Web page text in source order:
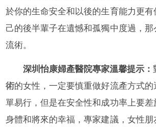
於你的生命安全和以後的生育能力更有
己的後半輩子在遺憾和孤獨中度過，那
流術。
深圳怡康婦產醫院專家溫馨提示：
術的女性，一定要慎重做好流產方式
單易行，但是在安全性和成功率上要差
身體和將來的幸福，專家建議，女性朋